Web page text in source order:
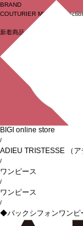
ログイン
BRAND
COUTURIER MOGA
新着商品 (ライブ)
BIGI online store
/
ADIEU TRISTESSE （
/
ワンピース
/
ワンピース
/
◆バックシフォンワンピ